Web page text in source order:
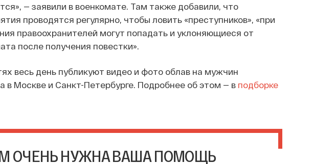
— заявили в военкомате. Там также добавили, что
проводятся регулярно, чтобы ловить «преступников», «при
правоохранителей могут попадать и уклоняющиеся от
после получения повестки».
весь день публикуют видео и фото облав на мужчин
в Москве и Санкт-Петербурге. Подробнее об этом — в подборке
ОЧЕНЬ НУЖНА ВАША ПОМОЩЬ